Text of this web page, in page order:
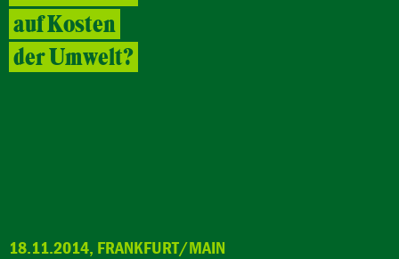
auf Kosten
der Umwelt?
18.11.2014, FRANKFURT/MAIN